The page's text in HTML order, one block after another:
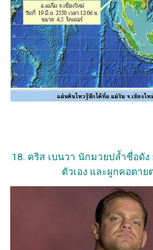
18. คริส เบนวา นักมวยปล้ำชื่อดั
ตัวเอง และผูกคอตาย